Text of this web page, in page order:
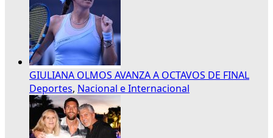
GIULIANA OLMOS AVANZA A OCTAVOS DE FINAL
Deportes, Nacional e Internacional